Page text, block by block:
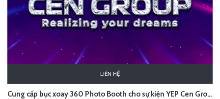
LIÊN HỆ
Cung cấp bục xoay 360 Photo Booth cho sự kiện YEP Cen Group